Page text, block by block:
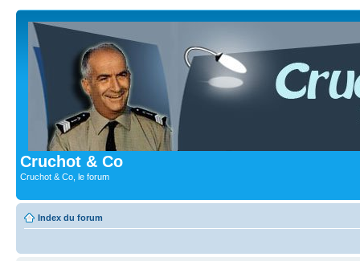
Cruchot & Co
Cruchot & Co, le forum
Index du forum